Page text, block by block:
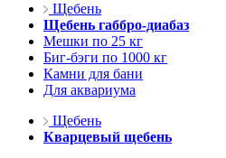
Щебень
Щебень габбро-диабаз
Мешки по 25 кг
Биг-бэги по 1000 кг
Камни для бани
Для аквариума
Щебень
Кварцевый щебень